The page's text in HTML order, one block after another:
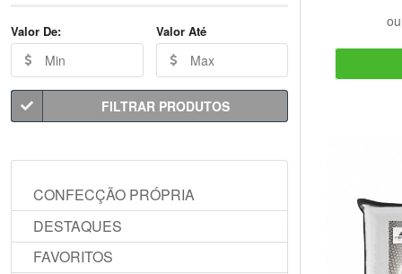
Valor De: Valor Até
FILTRAR PRODUTOS
CONFECÇÃO PRÓPRIA
DESTAQUES
FAVORITOS